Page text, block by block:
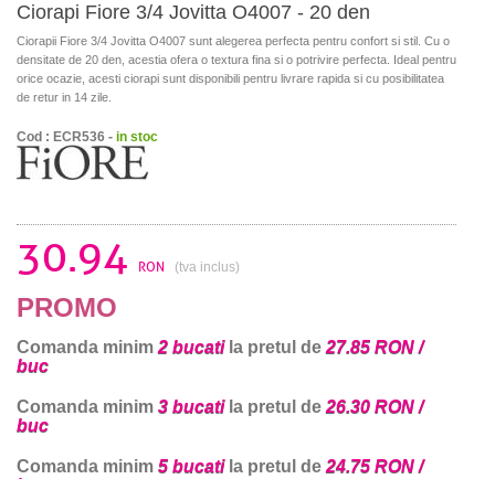
Ciorapi Fiore 3/4 Jovitta O4007 - 20 den
Ciorapii Fiore 3/4 Jovitta O4007 sunt alegerea perfecta pentru confort si stil. Cu o
densitate de 20 den, acestia ofera o textura fina si o potrivire perfecta. Ideal pentru
orice ocazie, acesti ciorapi sunt disponibili pentru livrare rapida si cu posibilitatea
de retur in 14 zile.
Cod : ECR536 - in stoc
30.94 RON (tva inclus)
PROMO
Comanda minim 2 bucatila pretul de 27.85 RON /
buc
Comanda minim 3 bucatila pretul de 26.30 RON /
buc
Comanda minim 5 bucatila pretul de 24.75 RON /